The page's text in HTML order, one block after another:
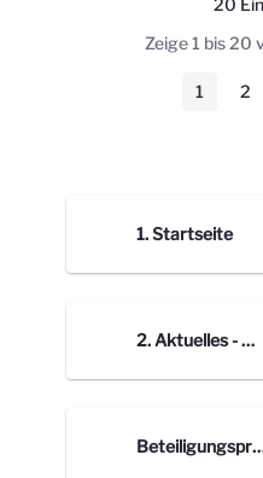
20
Zeige 1 bis 20
Seite
1 2
1. Startseite
2. Aktuelles - Bilder Blogbeiträge